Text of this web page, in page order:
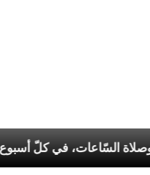
الإفخارستيّا وصلاة